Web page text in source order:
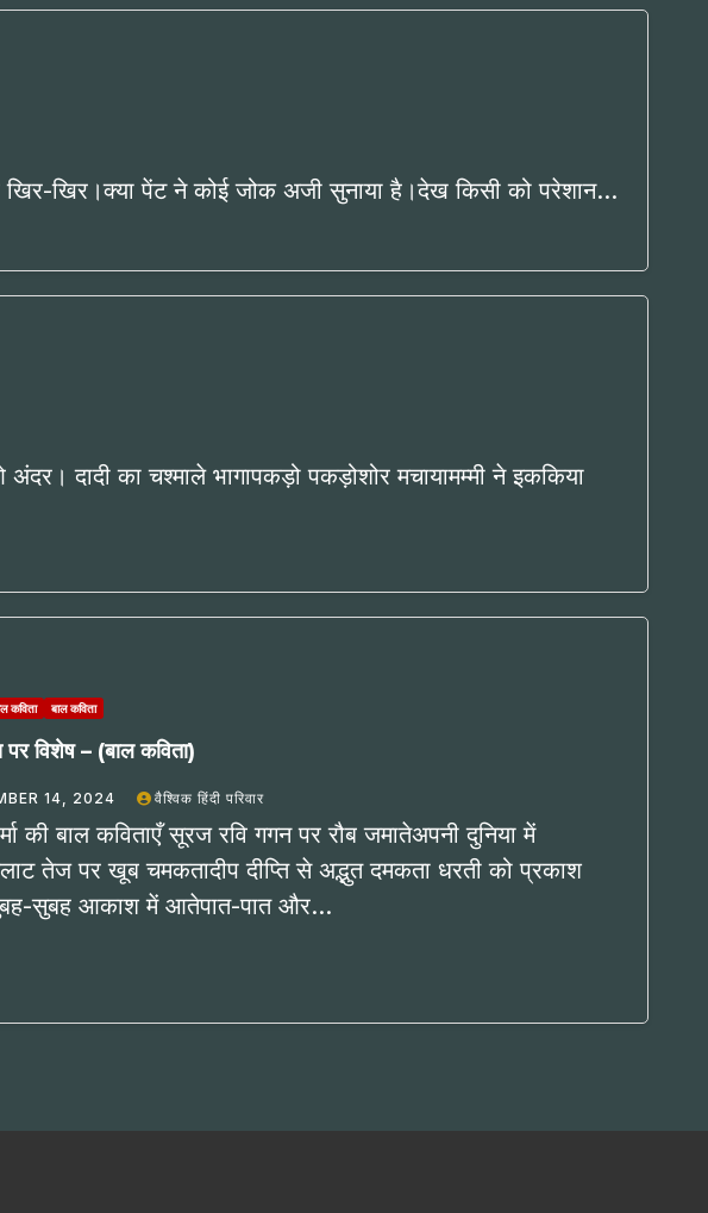
खिर-खिर।क्या पेंट ने कोई जोक अजी सुनाया है।देख किसी को परेशान…
दादी का चश्माले भागापकड़ो पकड़ोशोर मचायामम्मी ने इककिया
कविता बाल कविता
पर विशेष – (बाल कविता)
14, 2024 वैश्विक हिंदी परिवार
की बाल कविताएँ सूरज रवि गगन पर रौब जमातेअपनी दुनिया में
तेज पर खूब चमकतादीप दीप्ति से अद्भुत दमकता धरती को प्रकाश
सुबह आकाश में आतेपात-पात और…